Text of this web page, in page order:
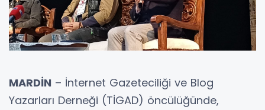
MARDİN – İnternet Gazeteciliği ve Blog
Yazarları Derneği (TİGAD) öncülüğünde,